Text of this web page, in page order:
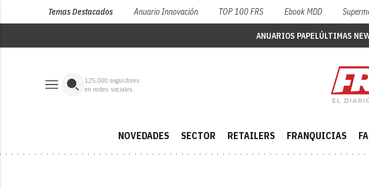
Temas Destacados Anuario Innovación TOP 100 FRS Ebook MDD
ANUARIOS PAPELÚLTIMAS
125,000 seguidores
en redes sociales
NOVEDADES SECTOR RETAILERS FRANQUICIAS